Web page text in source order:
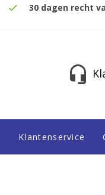
30 dagen recht
Klantenservice